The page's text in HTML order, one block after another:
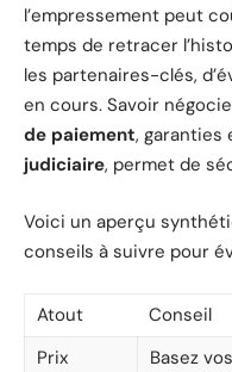
l’empressement peut
temps de retracer
les partenaires-clés,
en cours. Savoir
de paiement, garanties
judiciaire, permet de
Voici un aperçu
conseils à suivre pour
Atout
Conseil
Prix
Basez vos